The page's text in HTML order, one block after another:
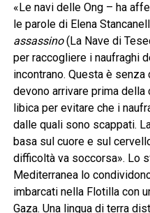
«Le navi delle Ong – ha
le parole di Elena
assassino(La Nave di
per raccogliere i naufraghi
incontrano. Questa è
devono arrivare prima
libica per evitare che i
dalle quali sono scappati.
basa sul cuore e sul
difficoltà va soccorsa». Lo
Mediterranea lo
imbarcati nella Flotilla con
Gaza. Una lingua di terra